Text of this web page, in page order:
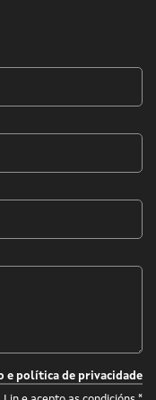
e política de privacidade